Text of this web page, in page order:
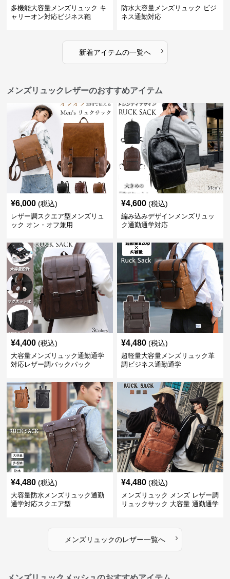
多機能大容量メンズリュック キ
ャリーオン対応ビジネス鞄
防水大容量メンズリュック ビジ
ネス通勤対応
新着アイテムの一覧へ ›
メンズリュックレザーのおすすめアイテム
¥6,000 (税込)
レザー調スクエア型メンズリュ
ック オン・オフ兼用
¥4,600 (税込)
編み込みデザインメンズリュッ
ク通勤通学対応
¥4,400 (税込)
大容量メンズリュック通勤通学
対応レザー調バックパック
¥4,480 (税込)
超軽量大容量メンズリュック革
調ビジネス通勤通学
¥4,480 (税込)
大容量防水メンズリュック通勤
通学対応スクエア型
¥4,480 (税込)
メンズリュック メンズ レザー調
リュックサック 大容量 通勤通学
メンズリュックのレザー一覧へ ›